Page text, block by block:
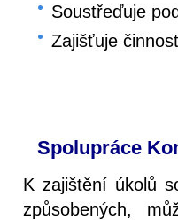
Soustřeďuje
Zajišťuje
Spolupráce
K zajištění úkolů
způsobených,